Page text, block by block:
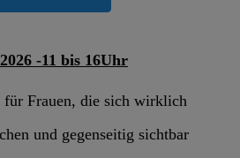
-11 bis 16Uhr
Frauen, die sich wirklich
und gegenseitig sichtbar